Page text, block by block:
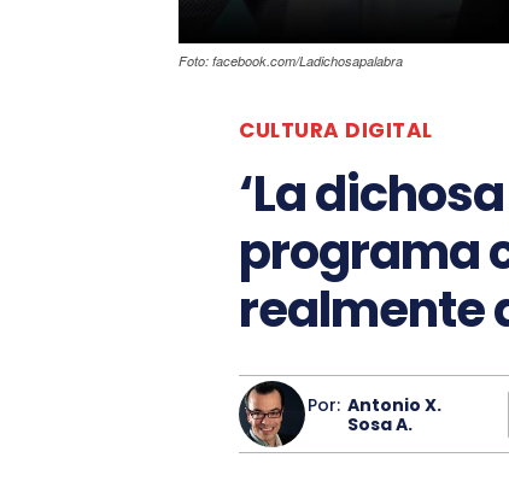
Foto: facebook.com/Ladichosapalabra
CULTURA DIGITAL
‘La
programa
realmente
Por: Antonio X.
Sosa A.